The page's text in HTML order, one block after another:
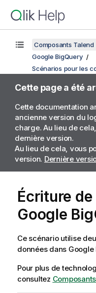
Composants
Google BigQuery
Scénarios pour les
Cette page a été
Cette documentation
ancienne version du
charge. Au lieu de
dernière version.
Au lieu de cela, vous
version. Dernière
Écriture
Google
Ce scénario utilise
données dans Google
Pour plus de
consultez